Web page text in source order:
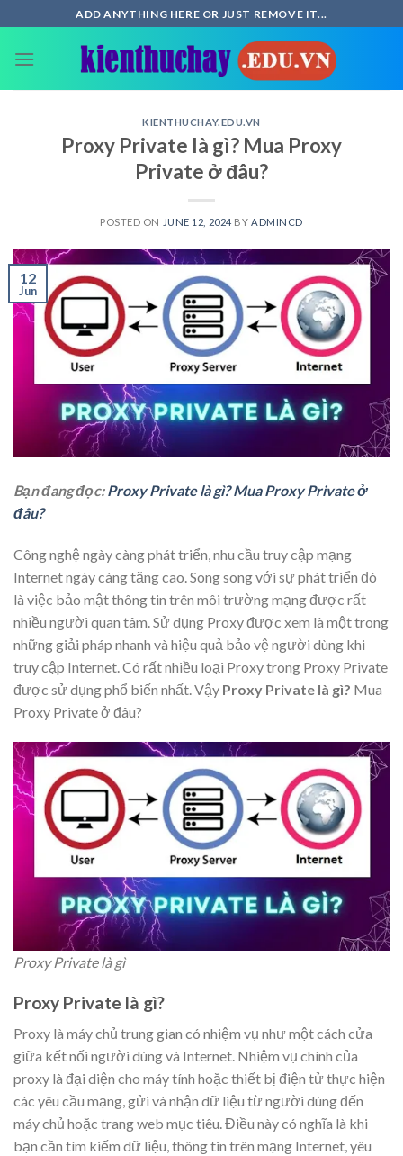
to
content
ADD ANYTHING HERE OR JUST REMOVE IT...
KIENTHUCHAY.EDU.VN
Proxy Private là gì? Mua Proxy
Private ở đâu?
POSTED ON JUNE 12, 2024 BY ADMINCD
12
Jun
Bạn đang đọc:Proxy Private là gì? Mua Proxy Private ở
đâu?
Công nghệ ngày càng phát triển, nhu cầu truy cập mạng
Internet ngày càng tăng cao. Song song với sự phát triển đó
là việc bảo mật thông tin trên môi trường mạng được rất
nhiều người quan tâm. Sử dụng Proxy được xem là một trong
những giải pháp nhanh và hiệu quả bảo vệ người dùng khi
truy cập Internet. Có rất nhiều loại Proxy trong Proxy Private
được sử dụng phổ biến nhất. Vậy Proxy Private là gì? Mua
Proxy Private ở đâu?
Proxy Private là gì
Proxy Private là gì?
Proxy là máy chủ trung gian có nhiệm vụ như một cách cửa
giữa kết nối người dùng và Internet. Nhiệm vụ chính của
proxy là đại diện cho máy tính hoặc thiết bị điện tử thực hiện
các yêu cầu mạng, gửi và nhận dữ liệu từ người dùng đến
máy chủ hoặc trang web mục tiêu. Điều này có nghĩa là khi
bạn cần tìm kiếm dữ liệu, thông tin trên mạng Internet, yêu